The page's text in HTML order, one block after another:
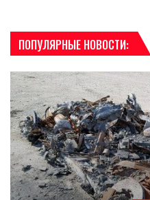
ПОПУЛЯРНЫЕ НОВОСТИ: